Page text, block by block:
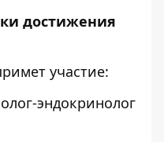
достижения
участие:
эндокринолог